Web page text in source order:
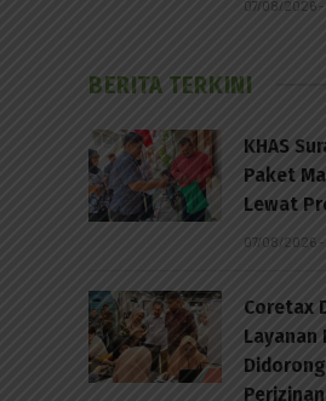
07/08/2026 -
BERITA TERKINI
KHAS
Paket
Lewat
07/08/2026 -
Coretax
Layanan
Perizinan